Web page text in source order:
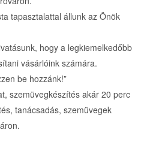
tapasztalattal állunk az Önök
hogy a legkiemelkedőbb
vásárlóink számára.
be hozzánk!”
szemüvegkészítés akár 20 perc
tanácsadás, szemüvegek